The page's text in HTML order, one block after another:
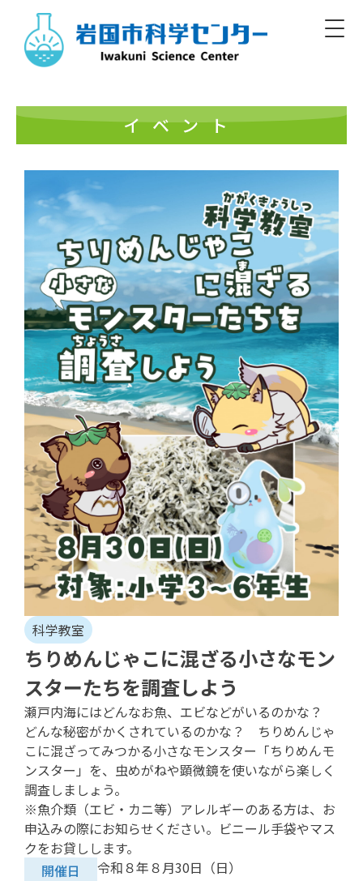
content
開館／9:00～17:00 休館／毎週月曜
文字 白 黒
日本語 English/Basic Info 한글 簡体
イベント
科学教室
ちりめんじゃこに混ざる小さなモン
スターたちを調査しよう
瀬戸内海にはどんなお魚、エビなどがいるのかな？
どんな秘密がかくされているのかな？ ちりめんじゃ
こに混ざってみつかる小さなモンスター「ちりめんモ
ンスター」を、虫めがねや顕微鏡を使いながら楽しく
調査しましょう。
※魚介類（エビ・カニ等）アレルギーのある方は、お
申込みの際にお知らせください。ビニール手袋やマス
クをお貸しします。
開催日
令和８年８月30日（日）